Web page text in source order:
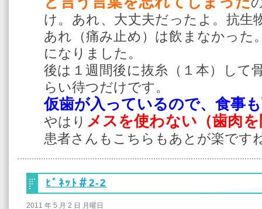
け。あれ、大丈夫だったよ。抗生
あれ（痛み止め）は飲まなかった
になりました。
後は１週間後に抜糸（１本）して
らい待つだけです。
仮歯が入っているので、食事
やはり メスを使わない（歯肉
患者さんもこちらもあとが楽です
ﾋﾞﾈｯﾄ＃2-2
2011 年 5 月 2 日 月曜日